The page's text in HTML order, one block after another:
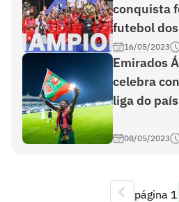
conquista
futebol
16/05/2023
Emirados
celebra
liga do país
08/05/2023
página 1